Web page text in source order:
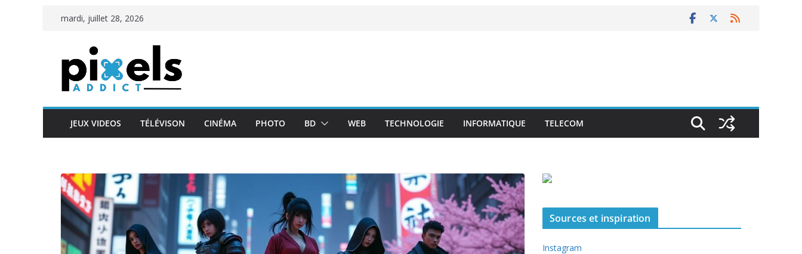
Passermardi, juillet 28, 2026
JEUX VIDEOS TÉLÉVISON CINÉMA PHOTO BD WEB TECHNOLOGIE INFORMATIQUE TELECOM
Sources et inspiration
Instagram